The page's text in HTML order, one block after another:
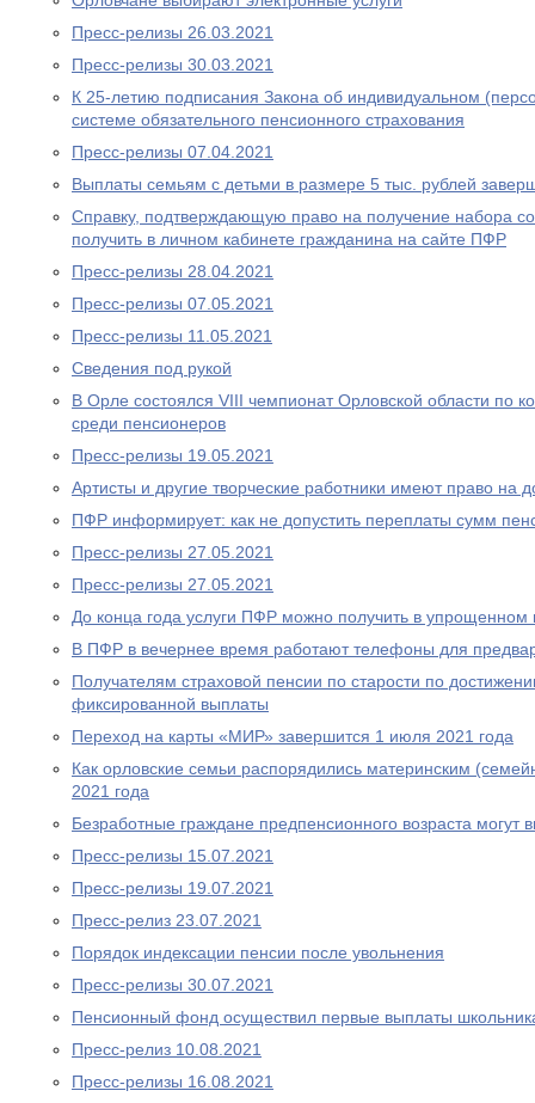
Пресс-релизы 26.03.2021
Пресс-релизы 30.03.2021
К 25-летию подписания Закона об индивидуальном
системе обязательного пенсионного страхования
Пресс-релизы 07.04.2021
Выплаты семьям с детьми в размере 5 тыс. рублей
Справку, подтверждающую право на получение набора
получить в личном кабинете гражданина на сайте ПФР
Пресс-релизы 28.04.2021
Пресс-релизы 07.05.2021
Пресс-релизы 11.05.2021
Сведения под рукой
В Орле состоялся VIII чемпионат Орловской области по
среди пенсионеров
Пресс-релизы 19.05.2021
Артисты и другие творческие работники имеют право на
ПФР информирует: как не допустить переплаты сумм
Пресс-релизы 27.05.2021
Пресс-релизы 27.05.2021
До конца года услуги ПФР можно получить в упрощенном
В ПФР в вечернее время работают телефоны для
Получателям страховой пенсии по старости по
фиксированной выплаты
Переход на карты «МИР» завершится 1 июля 2021 года
Как орловские семьи распорядились материнским
2021 года
Безработные граждане предпенсионного возраста
Пресс-релизы 15.07.2021
Пресс-релизы 19.07.2021
Пресс-релиз 23.07.2021
Порядок индексации пенсии после увольнения
Пресс-релизы 30.07.2021
Пенсионный фонд осуществил первые выплаты
Пресс-релиз 10.08.2021
Пресс-релизы 16.08.2021